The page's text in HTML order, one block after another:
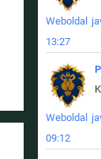
Weboldal
13:27
Weboldal
09:12